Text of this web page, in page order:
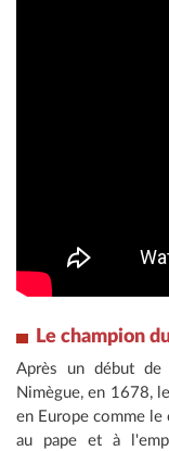
Le champion
Après un début
Nimègue, en 1678,
en Europe comme le
au pape et à